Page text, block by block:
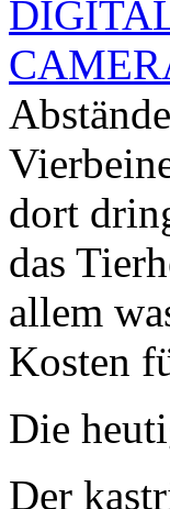
dort
das
allem
Kosten
Die
Der